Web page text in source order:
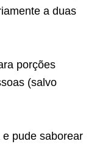
a duas
porções
(salvo
pude saborear